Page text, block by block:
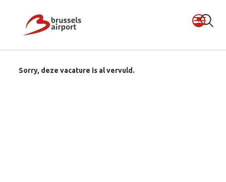
Sorry, deze vacature is al vervuld.